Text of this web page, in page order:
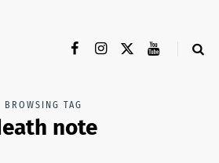
BROWSING TAG
note